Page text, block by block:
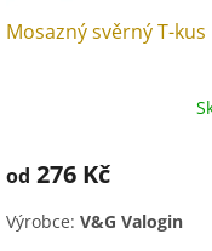
Mosazný svěrný T-kus
od 276 Kč
Výrobce: V&G Valogin